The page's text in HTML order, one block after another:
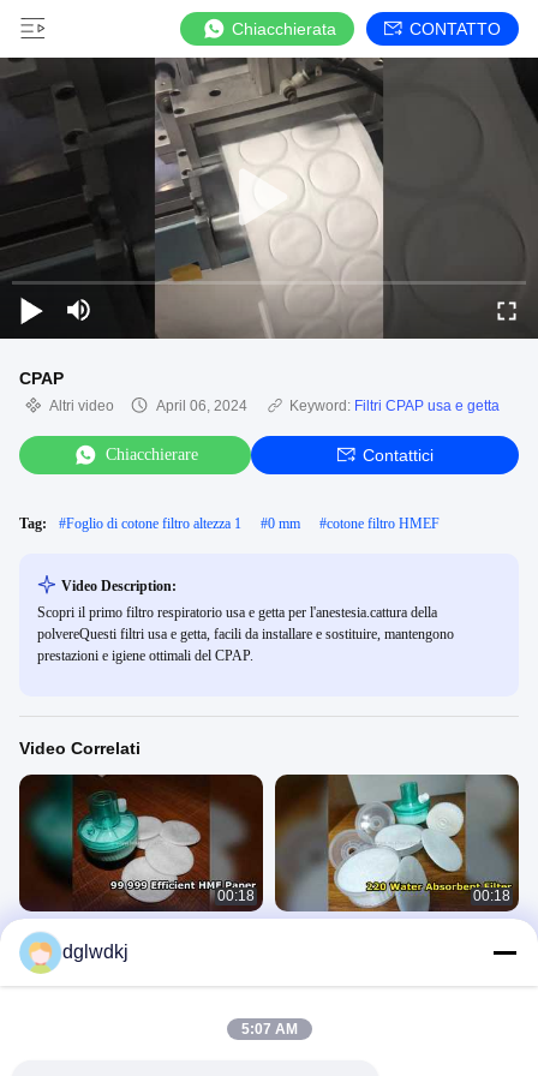
Chiacchierata CONTATTO
CPAP
Altri video April 06, 2024 Keyword: Filtri CPAP usa e getta
Chiacchierare Contattici
Tag: #Foglio di cotone filtro altezza 1 #0 mm #cotone filtro HMEF
Video Description:
Scopri il primo filtro respiratorio usa e getta per l'anestesia.cattura della
polvereQuesti filtri usa e getta, facili da installare e sostituire, mantengono
prestazioni e igiene ottimali del CPAP.
Video Correlati
00:18
Carta da filtro HME 99,999% Efficace
220% Assorbimento d'acqua
Carta Da Filtro HME
00:18
dglwdkj
5:07 AM